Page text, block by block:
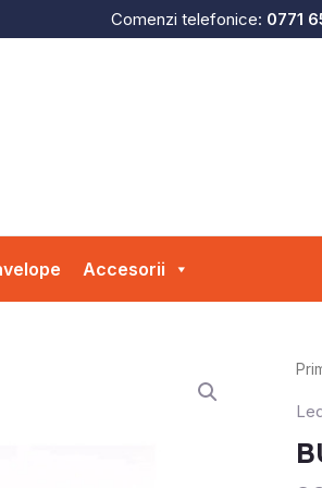
Comenzi telefonice: 0771
Accesorii
TL-
03